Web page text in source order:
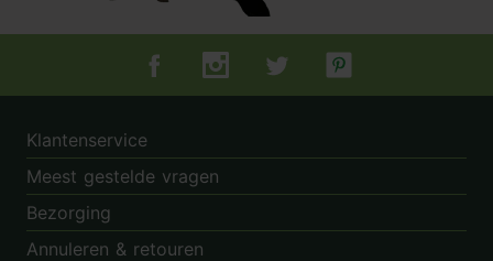
Tuincentrum.nl op Facebook
Tuincentrum.nl op Instagram
Tuincentrum.nl op Twitter
Tuincentrum.nl op
Klantenservice
Meest gestelde vragen
Bezorging
Annuleren & retouren